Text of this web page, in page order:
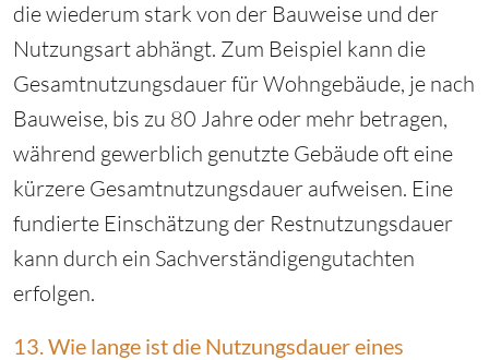
die wiederum stark von der Bauweise und der
Nutzungsart abhängt. Zum Beispiel kann die
Gesamtnutzungsdauer für Wohngebäude, je nach
Bauweise, bis zu 80 Jahre oder mehr betragen,
während gewerblich genutzte Gebäude oft eine
kürzere Gesamtnutzungsdauer aufweisen. Eine
fundierte Einschätzung der Restnutzungsdauer
kann durch ein Sachverständigengutachten
erfolgen.
13. Wie lange ist die Nutzungsdauer eines